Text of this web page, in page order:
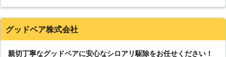
ービスです。
ってご相談にのらせていただきます。
【シロアリ被害の発見方法】 しか
土が盛り上がってついている ・床下
当さんはとても感じの良い人で気持ちの良い対応をしてくださ
いました。丁寧な説明で今後の対策も教えてくれました。とて
グッドベア株式会社
親切丁寧なグッドベアに安心なシロアリ駆除をお任せください！